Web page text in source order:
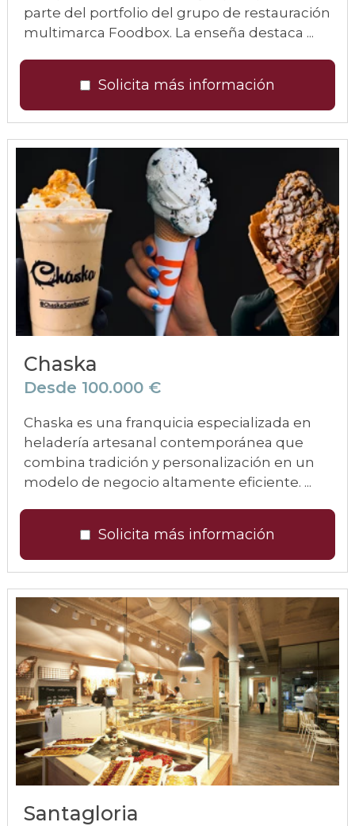
parte del portfolio del grupo de restauración
multimarca Foodbox. La enseña destaca ...
Solicita más información
Chaska
Desde 100.000 €
Chaska es una franquicia especializada en
heladería artesanal contemporánea que
combina tradición y personalización en un
modelo de negocio altamente eficiente. ...
Solicita más información
Santagloria